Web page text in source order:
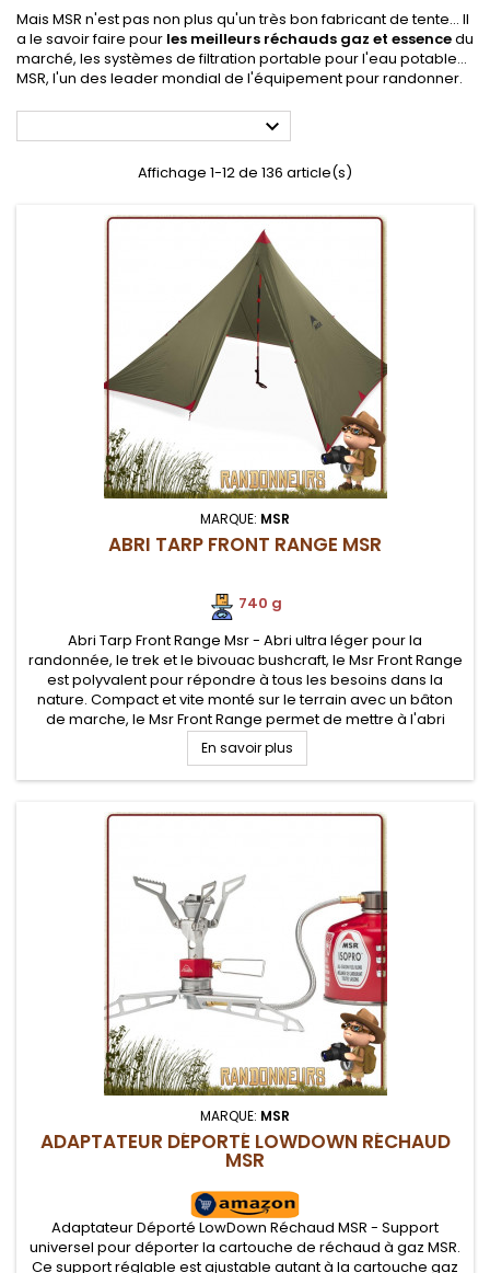
Mais MSR n'est pas non plus qu'un très bon fabricant de tente... Il
a le savoir faire pour les meilleurs réchauds gaz et essencedu
marché, les systèmes de filtration portable pour l'eau potable...
MSR, l'un des leader mondial de l'équipement pour randonner.

Affichage 1-12 de 136 article(s)
MARQUE: MSR
ABRI TARP FRONT RANGE MSR
740 g
Abri Tarp Front Range Msr - Abri ultra léger pour la
randonnée, le trek et le bivouac bushcraft, le Msr Front Range
est polyvalent pour répondre à tous les besoins dans la
nature. Compact et vite monté sur le terrain avec un bâton
de marche, le Msr Front Range permet de mettre à l'abri
jusqu'à quatre personnes. Abri minimaliste parfaitement
adapté au trek...
En savoir plus
MARQUE: MSR
ADAPTATEUR DÉPORTÉ LOWDOWN RÉCHAUD
MSR
Adaptateur Déporté LowDown Réchaud MSR - Support
universel pour déporter la cartouche de réchaud à gaz MSR.
Ce support réglable est ajustable autant à la cartouche gaz